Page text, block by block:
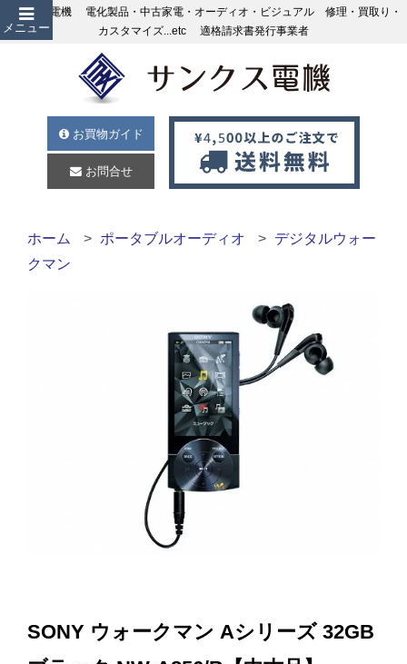
メニュー
サンクス電機 電化製品・中古家電・オーディオ・ビジュアル 修理・買取り・
カスタマイズ...etc 適格請求書発行事業者
お買物ガイド
お問合せ
ホーム ポータブルオーディオ
デジタルウォー
クマン
SONY ウォークマン Aシリーズ 32GB